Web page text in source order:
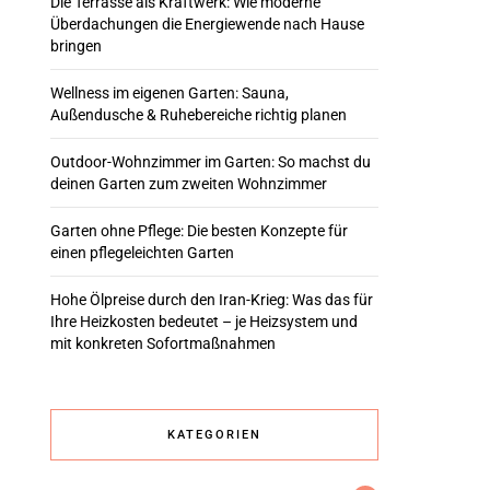
Überdachungen die Energiewende nach Hause
bringen
Wellness im eigenen Garten: Sauna,
Außendusche & Ruhebereiche richtig planen
Outdoor-Wohnzimmer im Garten: So machst du
deinen Garten zum zweiten Wohnzimmer
Garten ohne Pflege: Die besten Konzepte für
einen pflegeleichten Garten
Hohe Ölpreise durch den Iran-Krieg: Was das für
Ihre Heizkosten bedeutet – je Heizsystem und
mit konkreten Sofortmaßnahmen
KATEGORIEN